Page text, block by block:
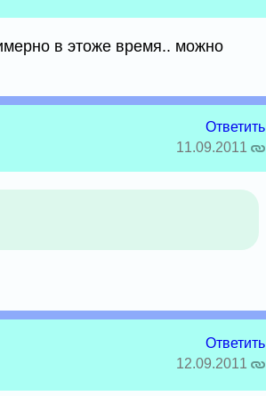
в этоже время.. можно
Ответить
11.09.2011
Ответить
12.09.2011